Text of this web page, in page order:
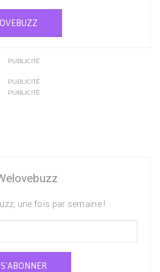
PUBLICITÉ
PUBLICITÉ
PUBLICITÉ
une fois par semaine !
S'ABONNER